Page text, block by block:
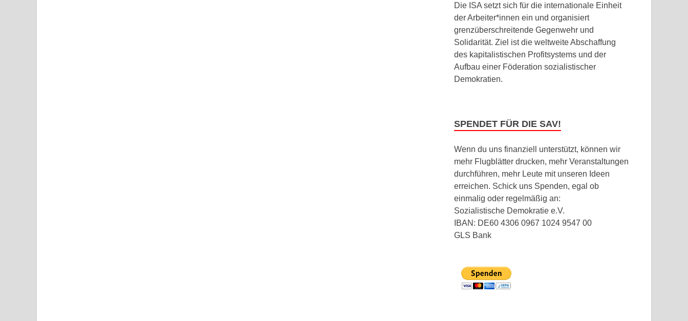
Die ISA setzt sich für die internationale Einheit
der Arbeiter*innen ein und organisiert
grenzüberschreitende Gegenwehr und
Solidarität. Ziel ist die weltweite Abschaffung
des kapitalistischen Profitsystems und der
Aufbau einer Föderation sozialistischer
Demokratien.
SPENDET FÜR DIE SAV!
Wenn du uns finanziell unterstützt, können wir
mehr Flugblätter drucken, mehr Veranstaltungen
durchführen, mehr Leute mit unseren Ideen
erreichen. Schick uns Spenden, egal ob
einmalig oder regelmäßig an:
Sozialistische Demokratie e.V.
IBAN: DE60 4306 0967 1024 9547 00
GLS Bank